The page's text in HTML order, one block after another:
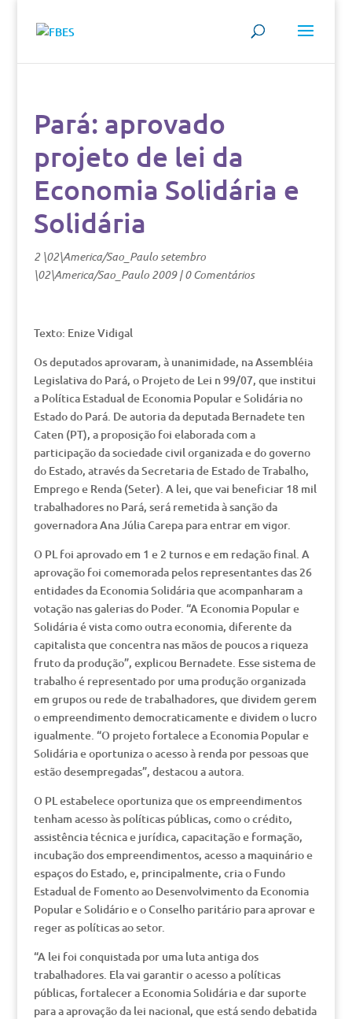
Pará: aprovado
projeto de lei da
Economia Solidária e
Solidária
2 \02\America/Sao_Paulo setembro
\02\America/Sao_Paulo 2009|0 Comentários
Texto: Enize Vidigal
Os deputados aprovaram, à unanimidade, na Assembléia
Legislativa do Pará, o Projeto de Lei n 99/07, que institui
a Política Estadual de Economia Popular e Solidária no
Estado do Pará. De autoria da deputada Bernadete ten
Caten (PT), a proposição foi elaborada com a
participação da sociedade civil organizada e do governo
do Estado, através da Secretaria de Estado de Trabalho,
Emprego e Renda (Seter). A lei, que vai beneficiar 18 mil
trabalhadores no Pará, será remetida à sanção da
governadora Ana Júlia Carepa para entrar em vigor.
O PL foi aprovado em 1 e 2 turnos e em redação final. A
aprovação foi comemorada pelos representantes das 26
entidades da Economia Solidária que acompanharam a
votação nas galerias do Poder. “A Economia Popular e
Solidária é vista como outra economia, diferente da
capitalista que concentra nas mãos de poucos a riqueza
fruto da produção”, explicou Bernadete. Esse sistema de
trabalho é representado por uma produção organizada
em grupos ou rede de trabalhadores, que dividem gerem
o empreendimento democraticamente e dividem o lucro
igualmente. “O projeto fortalece a Economia Popular e
Solidária e oportuniza o acesso à renda por pessoas que
estão desempregadas”, destacou a autora.
O PL estabelece oportuniza que os empreendimentos
tenham acesso às políticas públicas, como o crédito,
assistência técnica e jurídica, capacitação e formação,
incubação dos empreendimentos, acesso a maquinário e
espaços do Estado, e, principalmente, cria o Fundo
Estadual de Fomento ao Desenvolvimento da Economia
Popular e Solidário e o Conselho paritário para aprovar e
reger as políticas ao setor.
“A lei foi conquistada por uma luta antiga dos
trabalhadores. Ela vai garantir o acesso a políticas
públicas, fortalecer a Economia Solidária e dar suporte
para a aprovação da lei nacional, que está sendo debatida